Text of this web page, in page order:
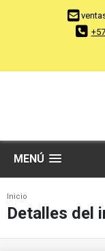
MENÚ
Inicio
Detalles del